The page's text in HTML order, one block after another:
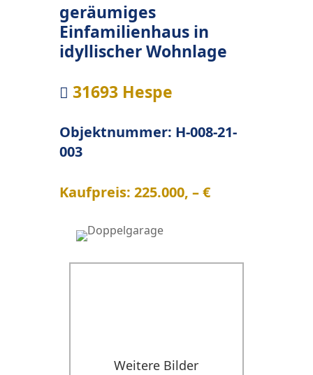
geräumiges
Einfamilienhaus in
idyllischer Wohnlage
 31693 Hespe
Objektnummer: H-008-21-
003
Kaufpreis: 225.000, – €
Weitere Bilder